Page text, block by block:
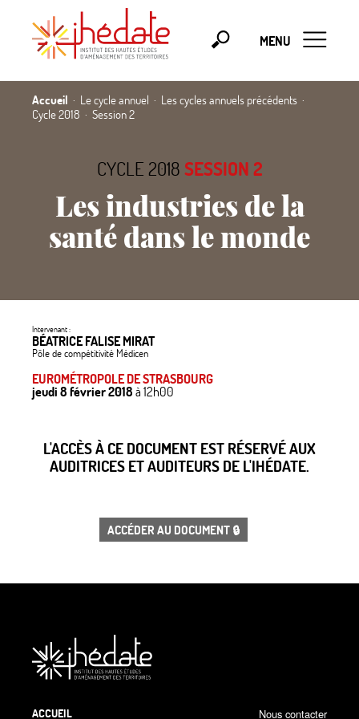
MENU
Accueil Le cycle annuel
Les cycles annuels précédents
Cycle 2018
Session 2
CYCLE 2018 SESSION 2
Les industries de la
santé dans le monde
Intervenant :
BÉATRICE FALISE MIRAT
Pôle de compétitivité Médicen
EUROMÉTROPOLE DE STRASBOURG
jeudi 8 février 2018à 12h00
L'ACCÈS À CE DOCUMENT EST RÉSERVÉ AUX
AUDITRICES ET AUDITEURS DE L'IHÉDATE.
ACCÉDER AU DOCUMENT 🔒
ACCUEIL Nous contacter